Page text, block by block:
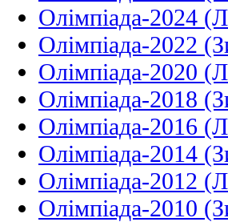
Олімпіада-2024
Олімпіада-2022
Олімпіада-2020
Олімпіада-2018
Олімпіада-2016
Олімпіада-2014
Олімпіада-2012
Олімпіада-2010